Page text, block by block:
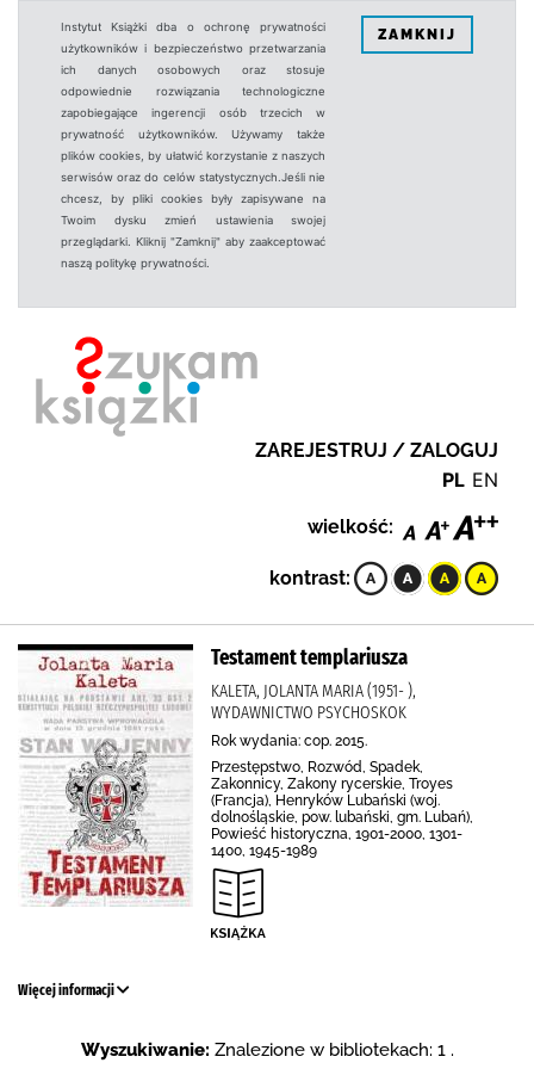
Instytut Książki dba o ochronę prywatności
użytkowników i bezpieczeństwo przetwarzania
ich danych osobowych oraz stosuje
odpowiednie rozwiązania technologiczne
zapobiegające ingerencji osób trzecich w
prywatność użytkowników. Używamy także
plików cookies, by ułatwić korzystanie z naszych
serwisów oraz do celów statystycznych.Jeśli nie
chcesz, by pliki cookies były zapisywane na
Twoim dysku zmień ustawienia swojej
przeglądarki. Kliknij "Zamknij" aby zaakceptować
naszą politykę prywatności.
ZAMKNIJ
ZAREJESTRUJ / ZALOGUJ
PL EN
wielkość:
kontrast:
Testament templariusza
KALETA, JOLANTA MARIA (1951- ),
WYDAWNICTWO PSYCHOSKOK
Rok wydania: cop. 2015.
Przestępstwo, Rozwód, Spadek,
Zakonnicy, Zakony rycerskie, Troyes
(Francja), Henryków Lubański (woj.
dolnośląskie, pow. lubański, gm. Lubań),
Powieść historyczna, 1901-2000, 1301-
1400, 1945-1989
Więcej informacji
Wyszukiwanie: Znalezione w bibliotekach: 1 .